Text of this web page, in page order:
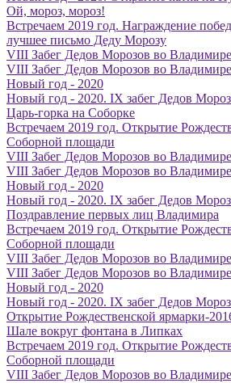
Ой, мороз, мороз!
Встречаем 2019 год. Награждение
лучшее письмо Деду Морозу
VIII Забег Дедов Морозов во Владимире
VIII Забег Дедов Морозов во Владимире
Новый год - 2020
Новый год - 2020. IX забег Дедов
Царь-горка на Соборке
Встречаем 2019 год. Открытие
Соборной площади
VIII Забег Дедов Морозов во Владимире
VIII Забег Дедов Морозов во Владимире
Новый год - 2020
Новый год - 2020. IX забег Дедов
Поздравление первых лиц Владимира
Встречаем 2019 год. Открытие
Соборной площади
VIII Забег Дедов Морозов во Владимире
VIII Забег Дедов Морозов во Владимире
Новый год - 2020
Новый год - 2020. IX забег Дедов
Открытие Рождественской ярмарки-
Шале вокруг фонтана в Липках
Встречаем 2019 год. Открытие
Соборной площади
VIII Забег Дедов Морозов во Владимире